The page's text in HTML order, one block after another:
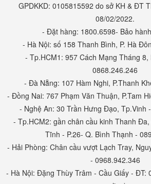
Tăng cường sức khỏe:Hoạt
trượt scooter là một cách tốt để
dục. Nó giúp tăng cường sức
hoạt, đồng thời cải thiện sự tư
Khám phá môi trường:Trẻ em
trượt scooter để khám phá môi
Điều này giúp con phát triển sự
và môi trường xung quanh,
và sự tò mò.
Thúc đẩy tư duy logic:Việc
scooter đòi hỏi trẻ phải xem xét
GPDKKD: 0105815592 do sở KH & ĐT
08/02/2022.
- Đặt hàng: 1800.6598- Bảo
- Hà Nội: số 158 Thanh Bình, P. Hà
- Tp.HCM1: 957 Cách Mạng Tháng 8,
0868.246.246
- Đà Nẵng: 107 Hàm Nghi, P.Thanh
- Đồng Nai: 767 Phạm Văn Thuận, P.Tam
- Nghệ An: 30 Trần Hưng Đạo, Tp.Vinh
- Tp.HCM2: gần chân cầu kinh Thanh
Tĩnh - P.26- Q. Bình Thạnh -
- Hải Phòng: Chân cầu vượt Lạch Tray,
- 0968.942.346
- Hà Nội: Đặng Thùy Trâm - Cầu Giấy - ĐT: